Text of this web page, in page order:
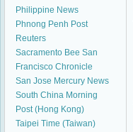
Philippine News
Phnong Penh Post
Reuters
Sacramento Bee San
Francisco Chronicle
San Jose Mercury News
South China Morning
Post (Hong Kong)
Taipei Time (Taiwan)